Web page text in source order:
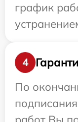
график
4
По